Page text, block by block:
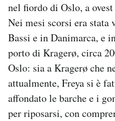
Area Personale
Newsletter
Notifiche mobile
Hai bisogno di aiuto?
Esci
nel fiordo di Oslo, a
Nei mesi scorsi era stata
Bassi e in Danimarca, e
porto di Kragerø, circa
Oslo: sia a Kragerø che
attualmente, Freya si è
affondato le barche e i
per riposarsi, con